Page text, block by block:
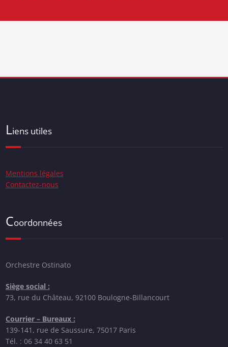
Liens utiles
Mentions légales
Contactez-nous
Coordonnées
Orchestre Ostinato
Siège social :
73, rue du Château, 92100 Boulogne-Billancourt
Courrier – Bureaux :
139-141, rue de Saussure, 75017 Paris
Tél. : 06 34 40 63 51